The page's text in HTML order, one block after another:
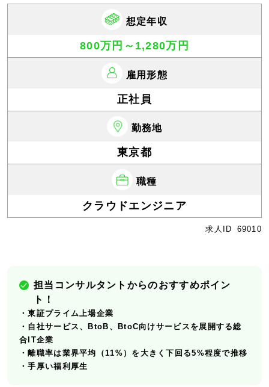
想定年収
800万円～1,280万円
雇用形態
正社員
勤務地
東京都
職種
クラウドエンジニア
求人ID 69010
担当コンサルタントからのおすすめポイン
ト！
・東証プライム上場企業
・自社サービス、BtoB、BtoC向けサービスを展開する総
合IT企業
・離職率は業界平均（11%）を大きく下回る5%程度で推移
・手厚い福利厚生